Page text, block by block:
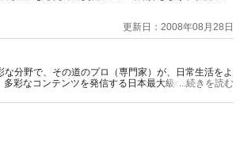
更新日：2008年08月28日
分野で、その道のプロ（専門家）が、日常生活をよ
彩なコンテンツを発信する日本最大級の総合情報サ
...続きを読む